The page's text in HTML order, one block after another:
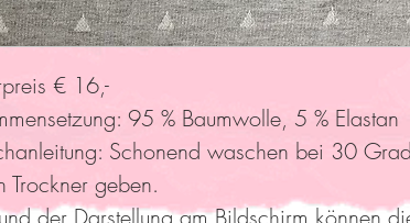
€ 16,-
95 % Baumwolle, 5 % Elastan
Schonend waschen bei 30
Trockner geben.